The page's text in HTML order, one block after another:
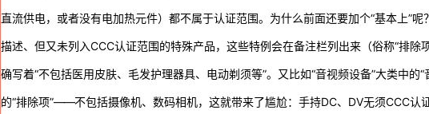
直流供电，或者没有电加热元件）都不属于认证范围。为什么前面还要加个“基本上”
描述、但又未列入CCC认证范围的特殊产品，这些特例会在备注栏列出来（俗称“排除
确写着“不包括医用皮肤、毛发护理器具、电动剃须等”。又比如“音视频设备”大类中的
的“排除项”——不包括摄像机、数码相机，这就带来了尴尬：手持DC、DV无须CCC认